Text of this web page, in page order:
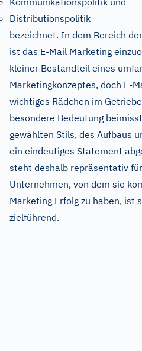
Distributionspolitik
bezeichnet. In dem Bereich
ist das E-Mail Marketing
kleiner Bestandteil eines
Marketingkonzeptes, doch E-
wichtiges Rädchen im
besondere Bedeutung
gewählten Stils, des Aufbaus
ein eindeutiges Statement
steht deshalb repräsentativ
Unternehmen, von dem sie
Marketing Erfolg zu haben, ist
zielführend.